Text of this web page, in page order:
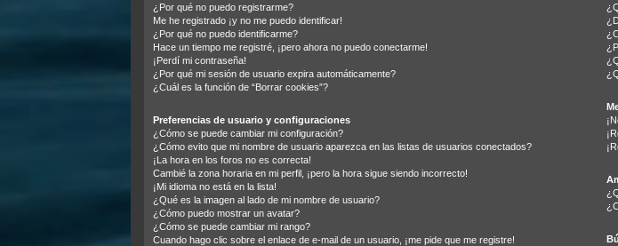
¿Por qué no puedo registrarme?
Me he registrado ¡y no me puedo identificar!
¿Por qué no puedo identificarme?
Hace un tiempo me registré, ¡pero ahora no puedo conectarme!
¡Perdí mi contraseña!
¿Por qué mi sesión de usuario expira automáticamente?
¿Cuál es la función de “Borrar cookies”?
Preferencias de usuario y configuraciones
¿Cómo se puede cambiar mi configuración?
¿Cómo evito que mi nombre de usuario aparezca en las listas de usuarios conectados?
¡La hora en los foros no es correcta!
Cambié la zona horaria en mi perfil, ¡pero la hora sigue siendo incorrecto!
¡Mi idioma no está en la lista!
¿Qué es la imagen al lado de mi nombre de usuario?
¿Cómo puedo mostrar un avatar?
¿Cómo se puede cambiar mi rango?
Cuando hago clic sobre el enlace de e-mail de un usuario, ¡me pide que me registre!